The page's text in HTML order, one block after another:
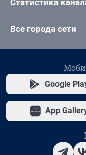
Все города сети
Google
App